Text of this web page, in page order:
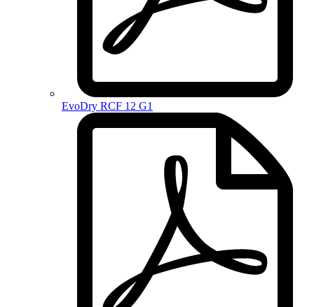
EvoDry RCF 12 G1